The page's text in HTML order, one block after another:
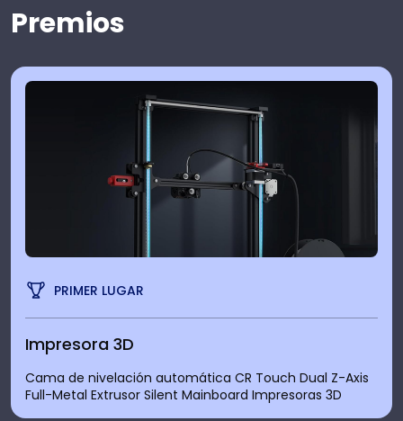
Premios
PRIMER LUGAR
Impresora 3D
Cama de nivelación automática CR Touch Dual Z-Axis
Full-Metal Extrusor Silent Mainboard Impresoras 3D